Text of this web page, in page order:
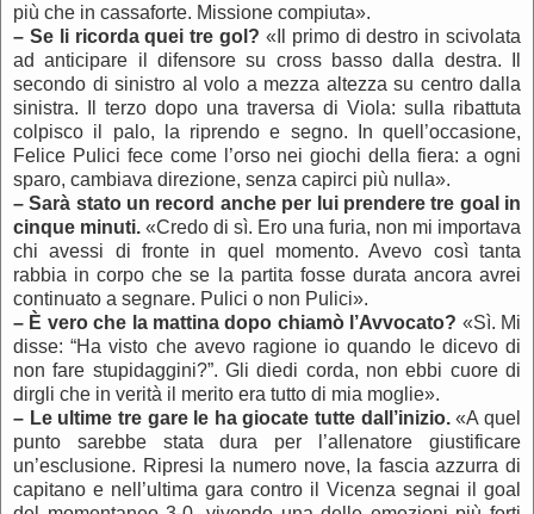
più che in cassaforte. Missione compiuta».
– Se li ricorda quei tre gol? «Il primo di destro in scivolata
ad anticipare il difensore su cross basso dalla destra. Il
secondo di sinistro al volo a mezza altezza su centro dalla
sinistra. Il terzo dopo una traversa di Viola: sulla ribattuta
colpisco il palo, la riprendo e segno. In quell’occasione,
Felice Pulici fece come l’orso nei giochi della fiera: a ogni
sparo, cambiava direzione, senza capirci più nulla».
–Sarà stato un record anche per lui prendere tre goal in
cinque minuti. «Credo di sì. Ero una furia, non mi importava
chi avessi di fronte in quel momento. Avevo così tanta
rabbia in corpo che se la partita fosse durata ancora avrei
continuato a segnare. Pulici o non Pulici».
– È vero che la mattina dopo chiamò l’Avvocato? «Sì. Mi
disse: “Ha visto che avevo ragione io quando le dicevo di
non fare stupidaggini?”. Gli diedi corda, non ebbi cuore di
dirgli che in verità il merito era tutto di mia moglie».
– Le ultime tre gare le ha giocate tutte dall’inizio.«A quel
punto sarebbe stata dura per l’allenatore giustificare
un’esclusione. Ripresi la numero nove, la fascia azzurra di
capitano e nell’ultima gara contro il Vicenza segnai il goal